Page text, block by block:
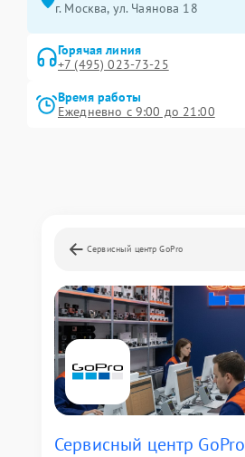
г. Москва, ул. Чаянова 18
Горячая линия
+7 (495) 023-73-25
Время работы
Ежедневно с 9:00 до 21:00
Сервисный центр GoPro
Сервисный центр GoPro